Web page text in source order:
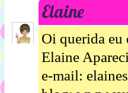
Elaine
Oi querida
Elaine
e-mail: